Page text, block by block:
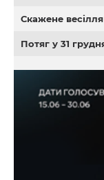
Скажене весілля
Потяг у 31